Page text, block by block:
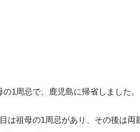
1周忌で、鹿児島に帰省しました。
は祖母の1周忌があり、その後は両